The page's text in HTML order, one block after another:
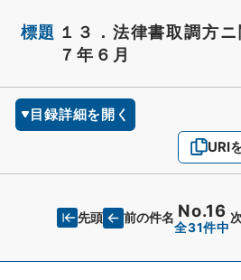
標題 １３．法律書取調方
７年６月
目録詳細を開く
URI
先頭 前の件名 No.16
全31件中